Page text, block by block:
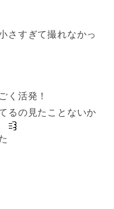
さすぎて撮れなかっ
く活発！
るの見たことないか